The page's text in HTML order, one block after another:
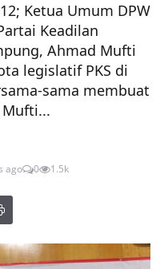
Ketua Umum DPW
Keadilan
Ahmad Mufti
legislatif PKS di
sama membuat
ago 0 1.5k